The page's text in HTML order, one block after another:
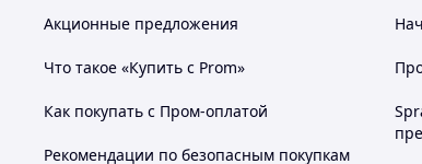
Акционные предложения
Что такое «Купить с Prom»
Как покупать с Пром-оплатой
Рекомендации по безопасным покупкам